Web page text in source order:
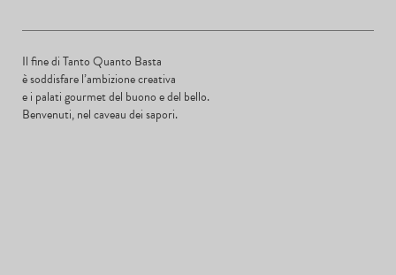
Il fine di Tanto Quanto Basta
è soddisfare l’ambizione creativa
e i palati gourmet del buono e del bello.
Benvenuti, nel caveau dei sapori.